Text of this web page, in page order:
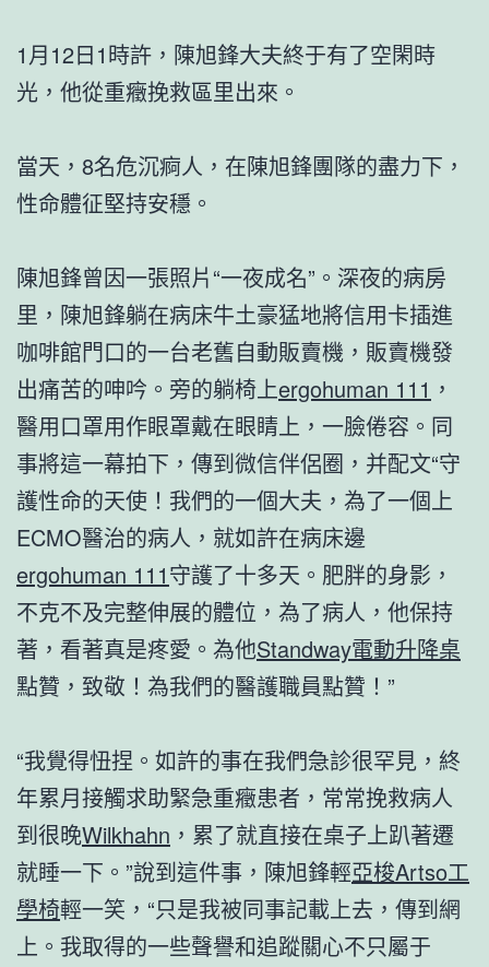
1月12日1時許，陳旭鋒大夫終于有了空閑時
光，他從重癥挽救區里出來。
當天，8名危沉痾人，在陳旭鋒團隊的盡力下，
性命體征堅持安穩。
陳旭鋒曾因一張照片“一夜成名”。深夜的病房
里，陳旭鋒躺在病床牛土豪猛地將信用卡插進
咖啡館門口的一台老舊自動販賣機，販賣機發
出痛苦的呻吟。旁的躺椅上ergohuman 111 ，
醫用口罩用作眼罩戴在眼睛上，一臉倦容。同
事將這一幕拍下，傳到微信伴侶圈，并配文“守
護性命的天使！我們的一個大夫，為了一個上
ECMO醫治的病人，就如許在病床邊
ergohuman 111守護了十多天。肥胖的身影，
不克不及完整伸展的體位，為了病人，他保持
著，看著真是疼愛。為他Standway電動升降桌
點贊，致敬！為我們的醫護職員點贊！”
“我覺得忸捏。如許的事在我們急診很罕見，終
年累月接觸求助緊急重癥患者，常常挽救病人
到很晚Wilkhahn ，累了就直接在桌子上趴著遷
就睡一下。”說到這件事，陳旭鋒輕亞梭Artso工
學椅輕一笑，“只是我被同事記載上去，傳到網
上。我取得的一些聲譽和追蹤關心不只屬于